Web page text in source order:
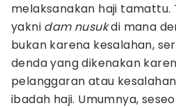
melaksanakan haji tamattu.
yakni dam nusukdi mana
bukan karena kesalahan,
denda yang dikenakan
pelanggaran atau
ibadah haji. Umumnya,